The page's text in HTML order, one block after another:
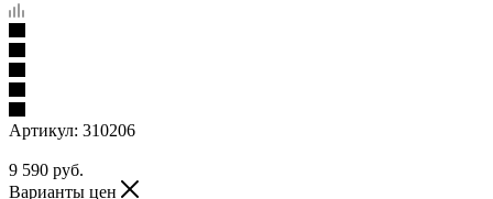
Артикул: 310206
9 590 руб.
Варианты цен